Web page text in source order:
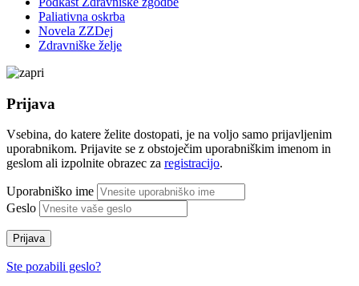
Paliativna oskrba
Novela ZZDej
Zdravniške želje
Prijava
Vsebina, do katere želite dostopati, je na voljo samo prijavljenim
uporabnikom. Prijavite se z obstoječim uporabniškim imenom in
geslom ali izpolnite obrazec za registracijo.
Uporabniško ime
Geslo
Prijava
Ste pozabili geslo?